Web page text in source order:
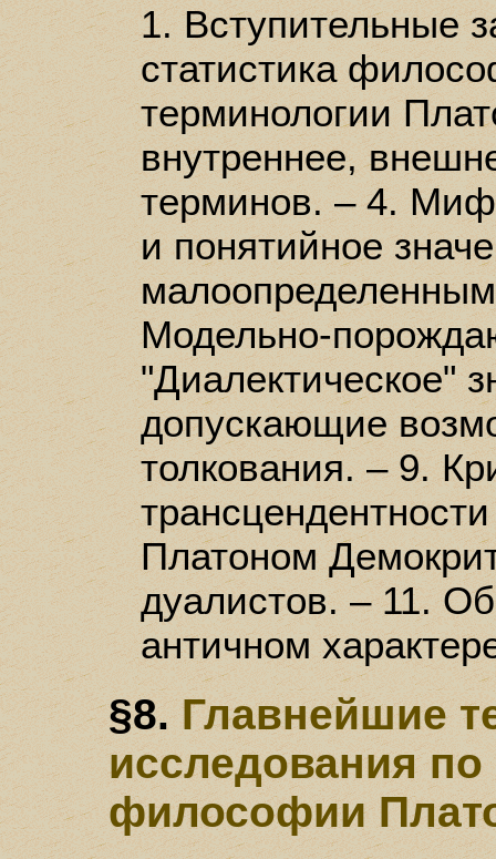
1. Вступительные
статистика
терминологии
внутреннее,
терминов. – 4.
и понятийное
Модельно-
"Диалектическое"
допускающие
толкования. – 9.
Платоном
дуалистов. – 11.
античном
§8.Главнейшие
исследования по
философии